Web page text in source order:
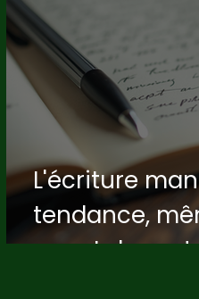
L'écriture
tendance,
smartphone !